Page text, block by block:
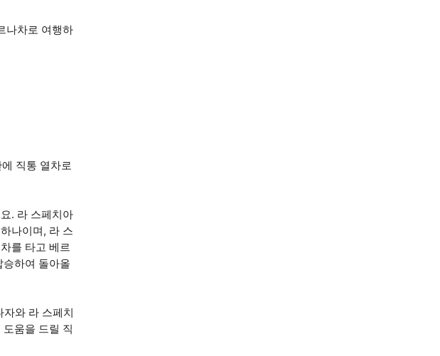
나차로 여행하
직통 열차로
. 라 스페치아
나이며, 라 스
를 타고 베르
하여 돌아올
와 라 스페치
움을 드릴 직